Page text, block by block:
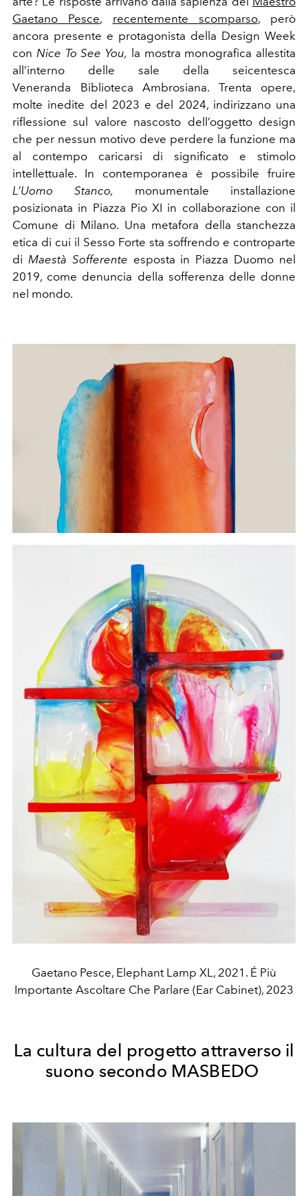
Gaetano Pesce, recentemente scomparso, però
ancora presente e protagonista della Design Week
con Nice To See You, la mostra monografica allestita
all’interno delle sale della seicentesca
Veneranda Biblioteca Ambrosiana. Trenta opere,
molte inedite del 2023 e del 2024, indirizzano una
riflessione sul valore nascosto dell’oggetto design
che per nessun motivo deve perdere la funzione ma
al contempo caricarsi di significato e stimolo
intellettuale. In contemporanea è possibile fruire
L’Uomo Stanco, monumentale
installazione
posizionata in Piazza Pio XI in collaborazione con il
Comune di Milano. Una metafora della stanchezza
etica di cui il Sesso Forte sta soffrendo e controparte
di Maestà Sofferente esposta in Piazza Duomo nel
2019, come denuncia della sofferenza delle donne
nel mondo.
Gaetano Pesce, Elephant Lamp XL, 2021. É Più
Importante Ascoltare Che Parlare (Ear Cabinet), 2023
La cultura del progetto attraverso il
suono secondo MASBEDO